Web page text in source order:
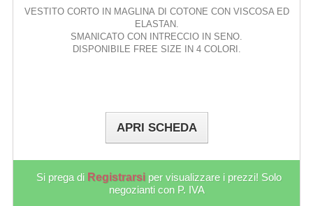
VESTITO CORTO IN MAGLINA DI COTONE CON VISCOSA ED
ELASTAN.
SMANICATO CON INTRECCIO IN SENO.
DISPONIBILE FREE SIZE IN 4 COLORI.
APRI SCHEDA
Si prega di Registrarsi per visualizzare i prezzi! Solo
negozianti con P. IVA